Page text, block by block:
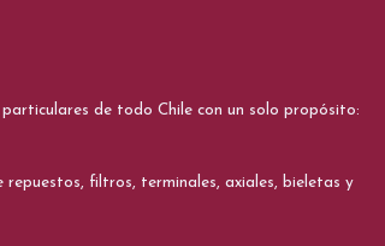
de todo Chile con un solo propósito:
filtros, terminales, axiales, bieletas y